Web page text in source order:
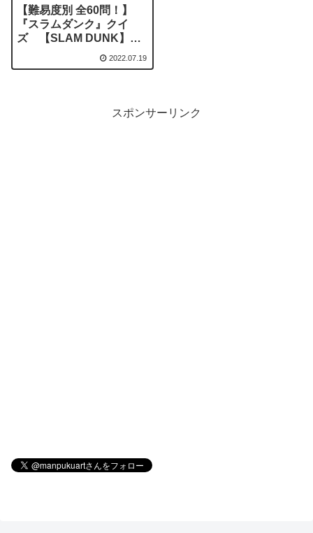
【難易度別 全60問！】
『スラムダンク』クイ
ズ 【SLAM DUNK】ス
2022.07.19
スポンサーリンク